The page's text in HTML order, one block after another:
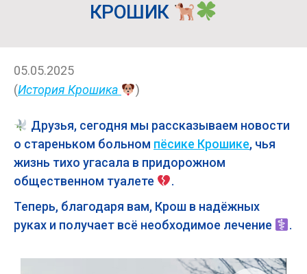
КРОШИК
05.05.2025
(История Крошика )
Друзья, сегодня мы рассказываем новости
о стареньком больном пёсике Крошике, чья
жизнь тихо угасала в придорожном
общественном туалете
.
Теперь, благодаря вам, Крош в надёжных
руках и получает всё необходимое лечение
.